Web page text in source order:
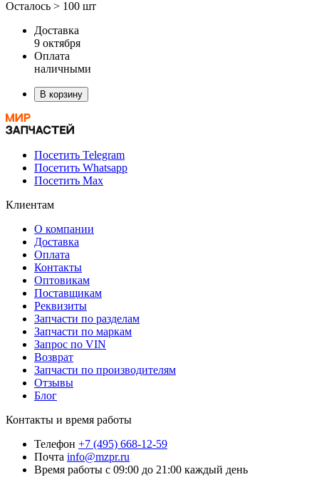
Осталось > 100 шт
Доставка
9 октября
Оплата
наличными
В корзину
Посетить Telegram
Посетить Whatsapp
Посетить Max
Клиентам
О компании
Доставка
Оплата
Контакты
Оптовикам
Поставщикам
Реквизиты
Запчасти по разделам
Запчасти по маркам
Запрос по VIN
Возврат
Запчасти по производителям
Отзывы
Блог
Контакты и время работы
Телефон +7 (495) 668-12-59
Почта info@mzpr.ru
Время работы с 09:00 до 21:00 каждый день